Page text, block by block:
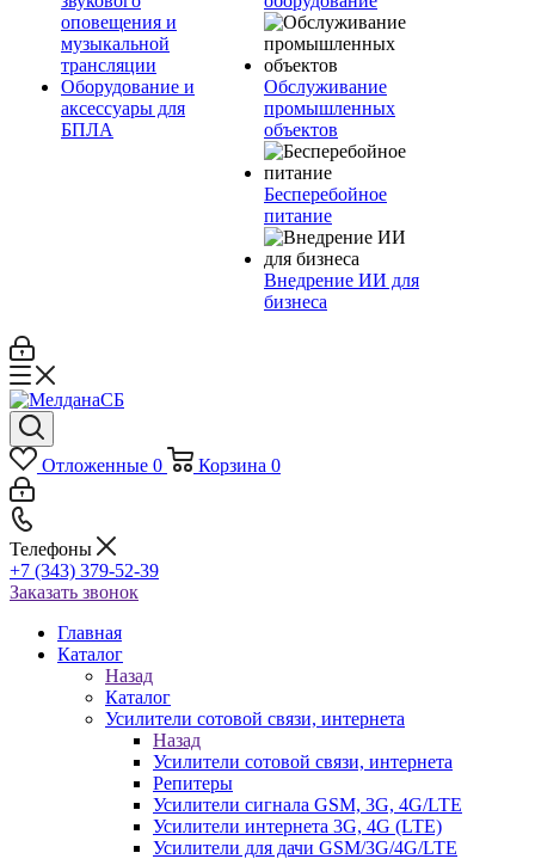
оповещения и
музыкальной
трансляции
Оборудование и
аксессуары для
БПЛА
Обслуживание
промышленных
объектов
Бесперебойное
питание
Внедрение ИИ для
бизнеса
Отложенные 0 Корзина 0
Телефоны
+7 (343) 379-52-39
Заказать звонок
Главная
Каталог
Назад
Каталог
Усилители сотовой связи, интернета
Назад
Усилители сотовой связи, интернета
Репитеры
Усилители сигнала GSM, 3G, 4G/LTE
Усилители интернета 3G, 4G (LTE)
Усилители для дачи GSM/3G/4G/LTE